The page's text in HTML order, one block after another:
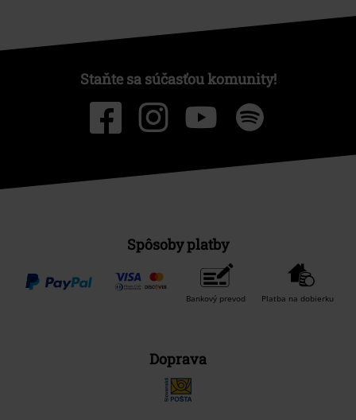
Staňte sa súčasťou komunity!
Spôsoby platby
Bankový prevod Platba na dobierku
Doprava